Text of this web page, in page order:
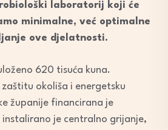
laboratorij koji će
minimalne, već optimalne
ove djelatnosti.
620 tisuća kuna.
okoliša i energetsku
županije financirana je
je centralno grijanje,